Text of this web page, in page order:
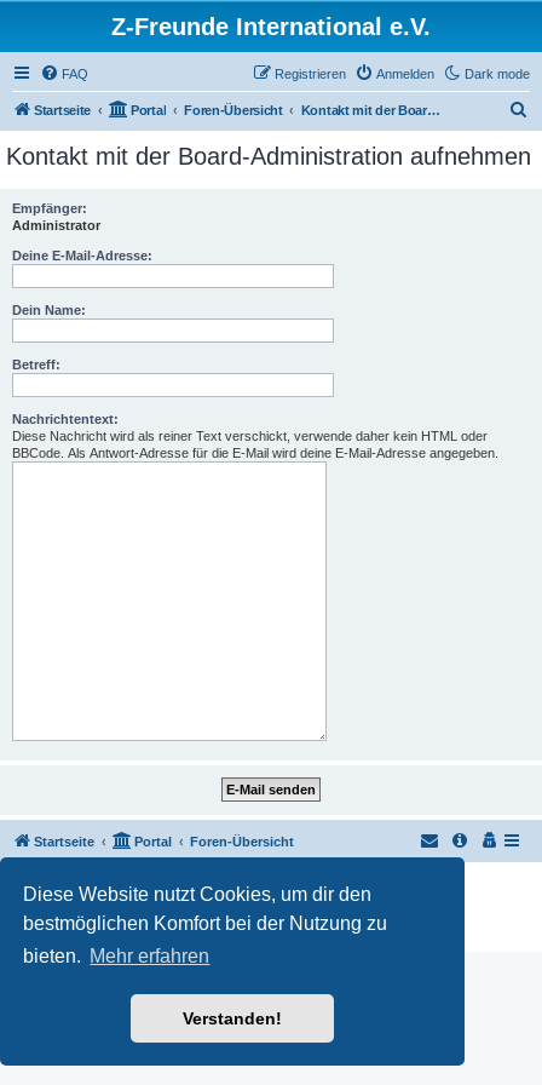
Diese Website nutzt Cookies, um dir den
bestmöglichen Komfort bei der Nutzung zu
bieten. Mehr erfahren
Verstanden!
Z-Freunde International e.V.
Dark mode
FAQ Anmelden
Registrieren
Startseite Portal Foren-Übersicht Kontakt mit der Board-Administration aufnehmen
c
Kontakt mit der Board-Administration aufnehmen
Empfänger:
Administrator
Deine E-Mail-Adresse:
Dein Name:
Betreff:
Nachrichtentext:
Diese Nachricht wird als reiner Text verschickt, verwende daher kein HTML oder
BBCode. Als Antwort-Adresse für die E-Mail wird deine E-Mail-Adresse angegeben.
Startseite Portal Foren-Übersicht
Powered by phpBB
® Forum Software © phpBB Limited
Customized by
Datenschutz|Nutzungsbedingungen